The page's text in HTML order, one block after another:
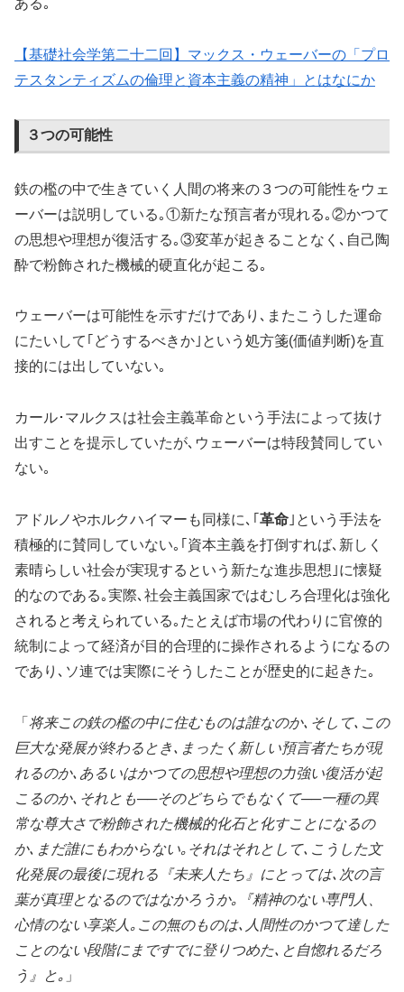
ある｡
【基礎社会学第二十二回】マックス・ウェーバーの「プロ
テスタンティズムの倫理と資本主義の精神」とはなにか
３つの可能性
鉄の檻の中で生きていく人間の将来の３つの可能性をウェ
ーバーは説明している｡①新たな預言者が現れる｡②かつて
の思想や理想が復活する｡③変革が起きることなく､自己陶
酔で粉飾された機械的硬直化が起こる｡
ウェーバーは可能性を示すだけであり､またこうした運命
にたいして｢どうするべきか｣という処方箋(価値判断)を直
接的には出していない｡
カール･マルクスは社会主義革命という手法によって抜け
出すことを提示していたが､ウェーバーは特段賛同してい
ない｡
アドルノやホルクハイマーも同様に､｢ 革命 ｣という手法を
積極的に賛同していない｡｢資本主義を打倒すれば､新しく
素晴らしい社会が実現するという新たな進歩思想｣に懐疑
的なのである｡実際､社会主義国家ではむしろ合理化は強化
されると考えられている｡たとえば市場の代わりに官僚的
統制によって経済が目的合理的に操作されるようになるの
であり､ソ連では実際にそうしたことが歴史的に起きた｡
「 将来この鉄の檻の中に住むものは誰なのか､そして､この
巨大な発展が終わるとき､まったく新しい預言者たちが現
れるのか､あるいはかつての思想や理想の力強い復活が起
こるのか､それとも──そのどちらでもなくて──一種の異
常な尊大さで粉飾された機械的化石と化すことになるの
か､まだ誰にもわからない｡それはそれとして､こうした文
化発展の最後に現れる『未来人たち』にとっては､次の言
葉が真理となるのではなかろうか｡『精神のない専門人、
心情のない享楽人｡この無のものは､人間性のかつて達した
ことのない段階にまですでに登りつめた､と自惚れるだろ
う』と｡ 」